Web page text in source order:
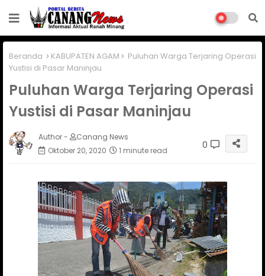
Beranda KABUPATEN AGAM
Puluhan Warga Terjaring Operasi
Yustisi di Pasar Maninjau
Puluhan Warga Terjaring Operasi
Yustisi di Pasar Maninjau
Author -
Canang News
Oktober 20, 2020
1 minute read 0